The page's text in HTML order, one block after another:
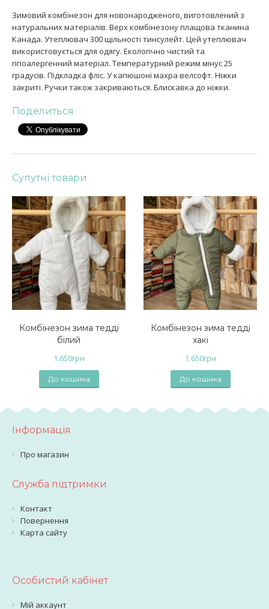
Зимовий комбінезон для новонародженого, виготовлений з
натуральних матеріалів. Верх комбінезону плащова тканина
Канада. Утеплювач 300 щільності тинсулейт. Цей утеплювач
використовується для одягу. Екологічно чистий та
гіпоалергенний матеріал. Температурний режим мінус 25
градусів. Підкладка фліс. У капюшоні махра велсофт. Ніжки
закриті. Ручки також закриваються. Блискавка до ніжки.
Поделиться
Супутні товари
Комбінезон зима тедді
білий
1.650грн
До кошика
Комбінезон зима тедді
хакі
1.650грн
До кошика
Інформація
Про магазин
Служба підтримки
Контакт
Повернення
Карта сайту
Особистий кабінет
Мій аккаунт